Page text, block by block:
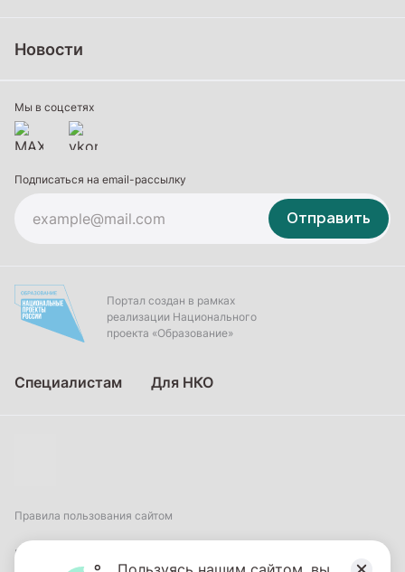
Дополнительное образование
Новости
Мы в соцсетях
Подписаться на email-рассылку
Отправить
Портал создан в рамках
реализации Национального
проекта «Образование»
Специалистам Для НКО
Правила пользования сайтом
Пользовательское соглашение